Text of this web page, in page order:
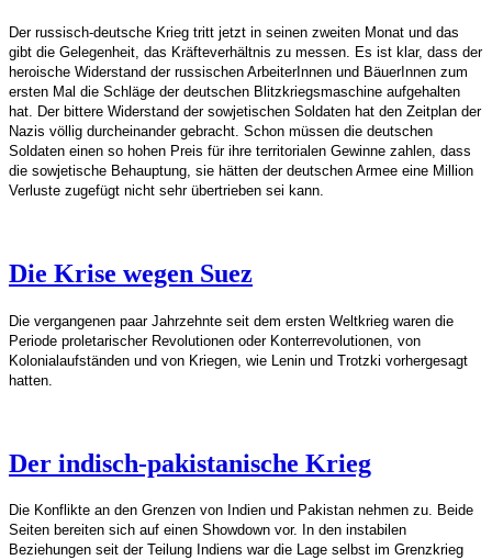
Der russisch-deutsche Krieg tritt jetzt in seinen zweiten Monat und das
gibt die Gelegenheit, das Kräfteverhältnis zu messen. Es ist klar, dass der
heroische Widerstand der russischen ArbeiterInnen und BäuerInnen zum
ersten Mal die Schläge der deutschen Blitzkriegsmaschine aufgehalten
hat. Der bittere Widerstand der sowjetischen Soldaten hat den Zeitplan der
Nazis völlig durcheinander gebracht. Schon müssen die deutschen
Soldaten einen so hohen Preis für ihre territorialen Gewinne zahlen, dass
die sowjetische Behauptung, sie hätten der deutschen Armee eine Million
Verluste zugefügt nicht sehr übertrieben sei kann.
Die Krise wegen Suez
Die vergangenen paar Jahrzehnte seit dem ersten Weltkrieg waren die
Periode proletarischer Revolutionen oder Konterrevolutionen, von
Kolonialaufständen und von Kriegen, wie Lenin und Trotzki vorhergesagt
hatten.
Der indisch-pakistanische Krieg
Die Konflikte an den Grenzen von Indien und Pakistan nehmen zu. Beide
Seiten bereiten sich auf einen Showdown vor. In den instabilen
Beziehungen seit der Teilung Indiens war die Lage selbst im Grenzkrieg